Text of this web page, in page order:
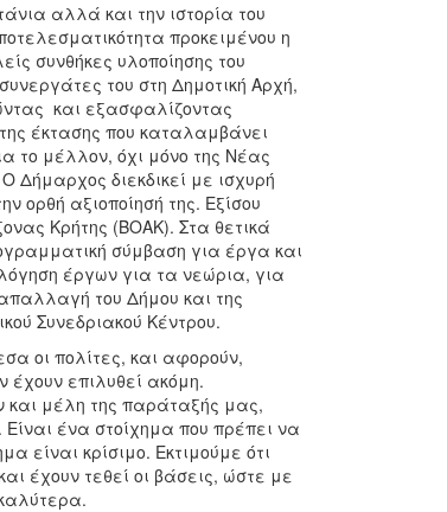
αλλά και την ιστορία του
προκειμένου η
συνθήκες υλοποίησης του
του στη Δημοτική Αρχή,
και εξασφαλίζοντας
έκτασης που καταλαμβάνει
το μέλλον, όχι μόνο της Νέας
Δήμαρχος διεκδικεί με ισχυρή
ορθή αξιοποίησή της. Εξίσου
Κρήτης (ΒΟΑΚ). Στα θετικά
σύμβαση για έργα και
έργων για τα νεώρια, για
του Δήμου και της
Συνεδριακού Κέντρου.
οι πολίτες, και αφορούν,
επιλυθεί ακόμη.
και μέλη της παράταξής μας,
Είναι ένα στοίχημα που πρέπει να
είναι κρίσιμο. Εκτιμούμε ότι
έχουν τεθεί οι βάσεις, ώστε με